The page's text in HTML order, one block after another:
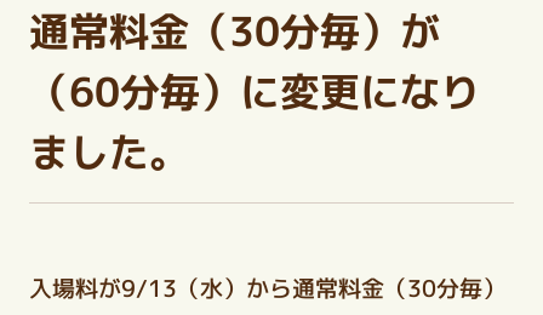
通常料金（30分毎）が
（60分毎）に変更になり
ました。
入場料が9/13（水）から通常料金（30分毎）